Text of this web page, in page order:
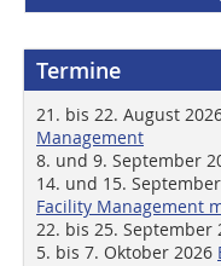
Termine
21. bis 22. August
Management
8. und 9. September
14. und 15.
Facility Management
22. bis 25. September
5. bis 7. Oktober 2026